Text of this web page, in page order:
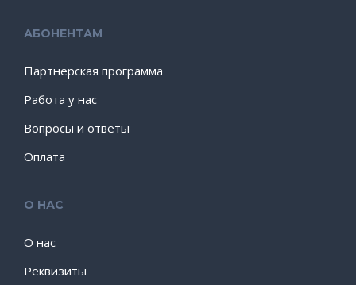
АБОНЕНТАМ
Партнерская программа
Работа у нас
Вопросы и ответы
Оплата
О НАС
О нас
Реквизиты